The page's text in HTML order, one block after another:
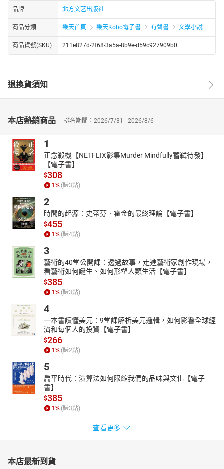
品牌 北方文艺出版社
商品分類 樂天首頁 樂天Kobo電子書 有聲書 文學小說
商品貨號(SKU) 211e827d-2f68-3a5a-8b9e-d59c927909b0
退換貨須知
本店熱銷商品 排名期間：2026/7/31 - 2026/8/6
1
正念殺機【NETFLIX影集Murder Mindfully蓄弒待發】
【電子書】
$308
1% (賺3點)
2
時間的起源：史蒂芬．霍金的最終理論【電子書】
$455
1% (賺4點)
3
藝術的40堂公開課：透過故事，走進藝術家創作現場，
看藝術如何誕生、如何形塑人類生活【電子書】
$385
1% (賺3點)
4
一本書讀懂美元：9堂課解析美元邏輯，如何影響全球經
濟和每個人的投資【電子書】
$266
1% (賺2點)
5
扁平時代：演算法如何限縮我們的品味與文化【電子
書】
$385
1% (賺3點)
查看更多
本店最新到貨